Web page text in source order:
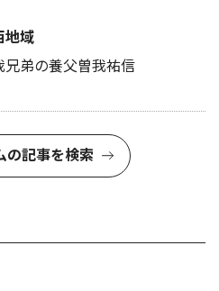
地域
弟の養父曽我祐信
の記事を検索